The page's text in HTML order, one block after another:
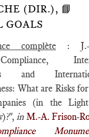
(DIR.), 📘
GOALS
complète : J.-
and
What are Risks
(in the
in M.-A. Frison-